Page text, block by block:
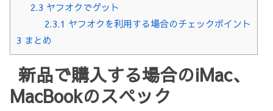
2.3 ヤフオクでゲット
2.3.1 ヤフオクを利用する場合のチェックポイント
3 まとめ
新品で購入する場合のiMac、
MacBookのスペック